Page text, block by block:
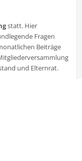
statt. Hier
Fragen
Beiträge
und Elternrat.